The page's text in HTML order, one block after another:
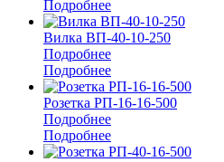
Подробнее
Вилка ВП-40-10-250
Подробнее
Подробнее
Розетка РП-16-16-500
Подробнее
Подробнее